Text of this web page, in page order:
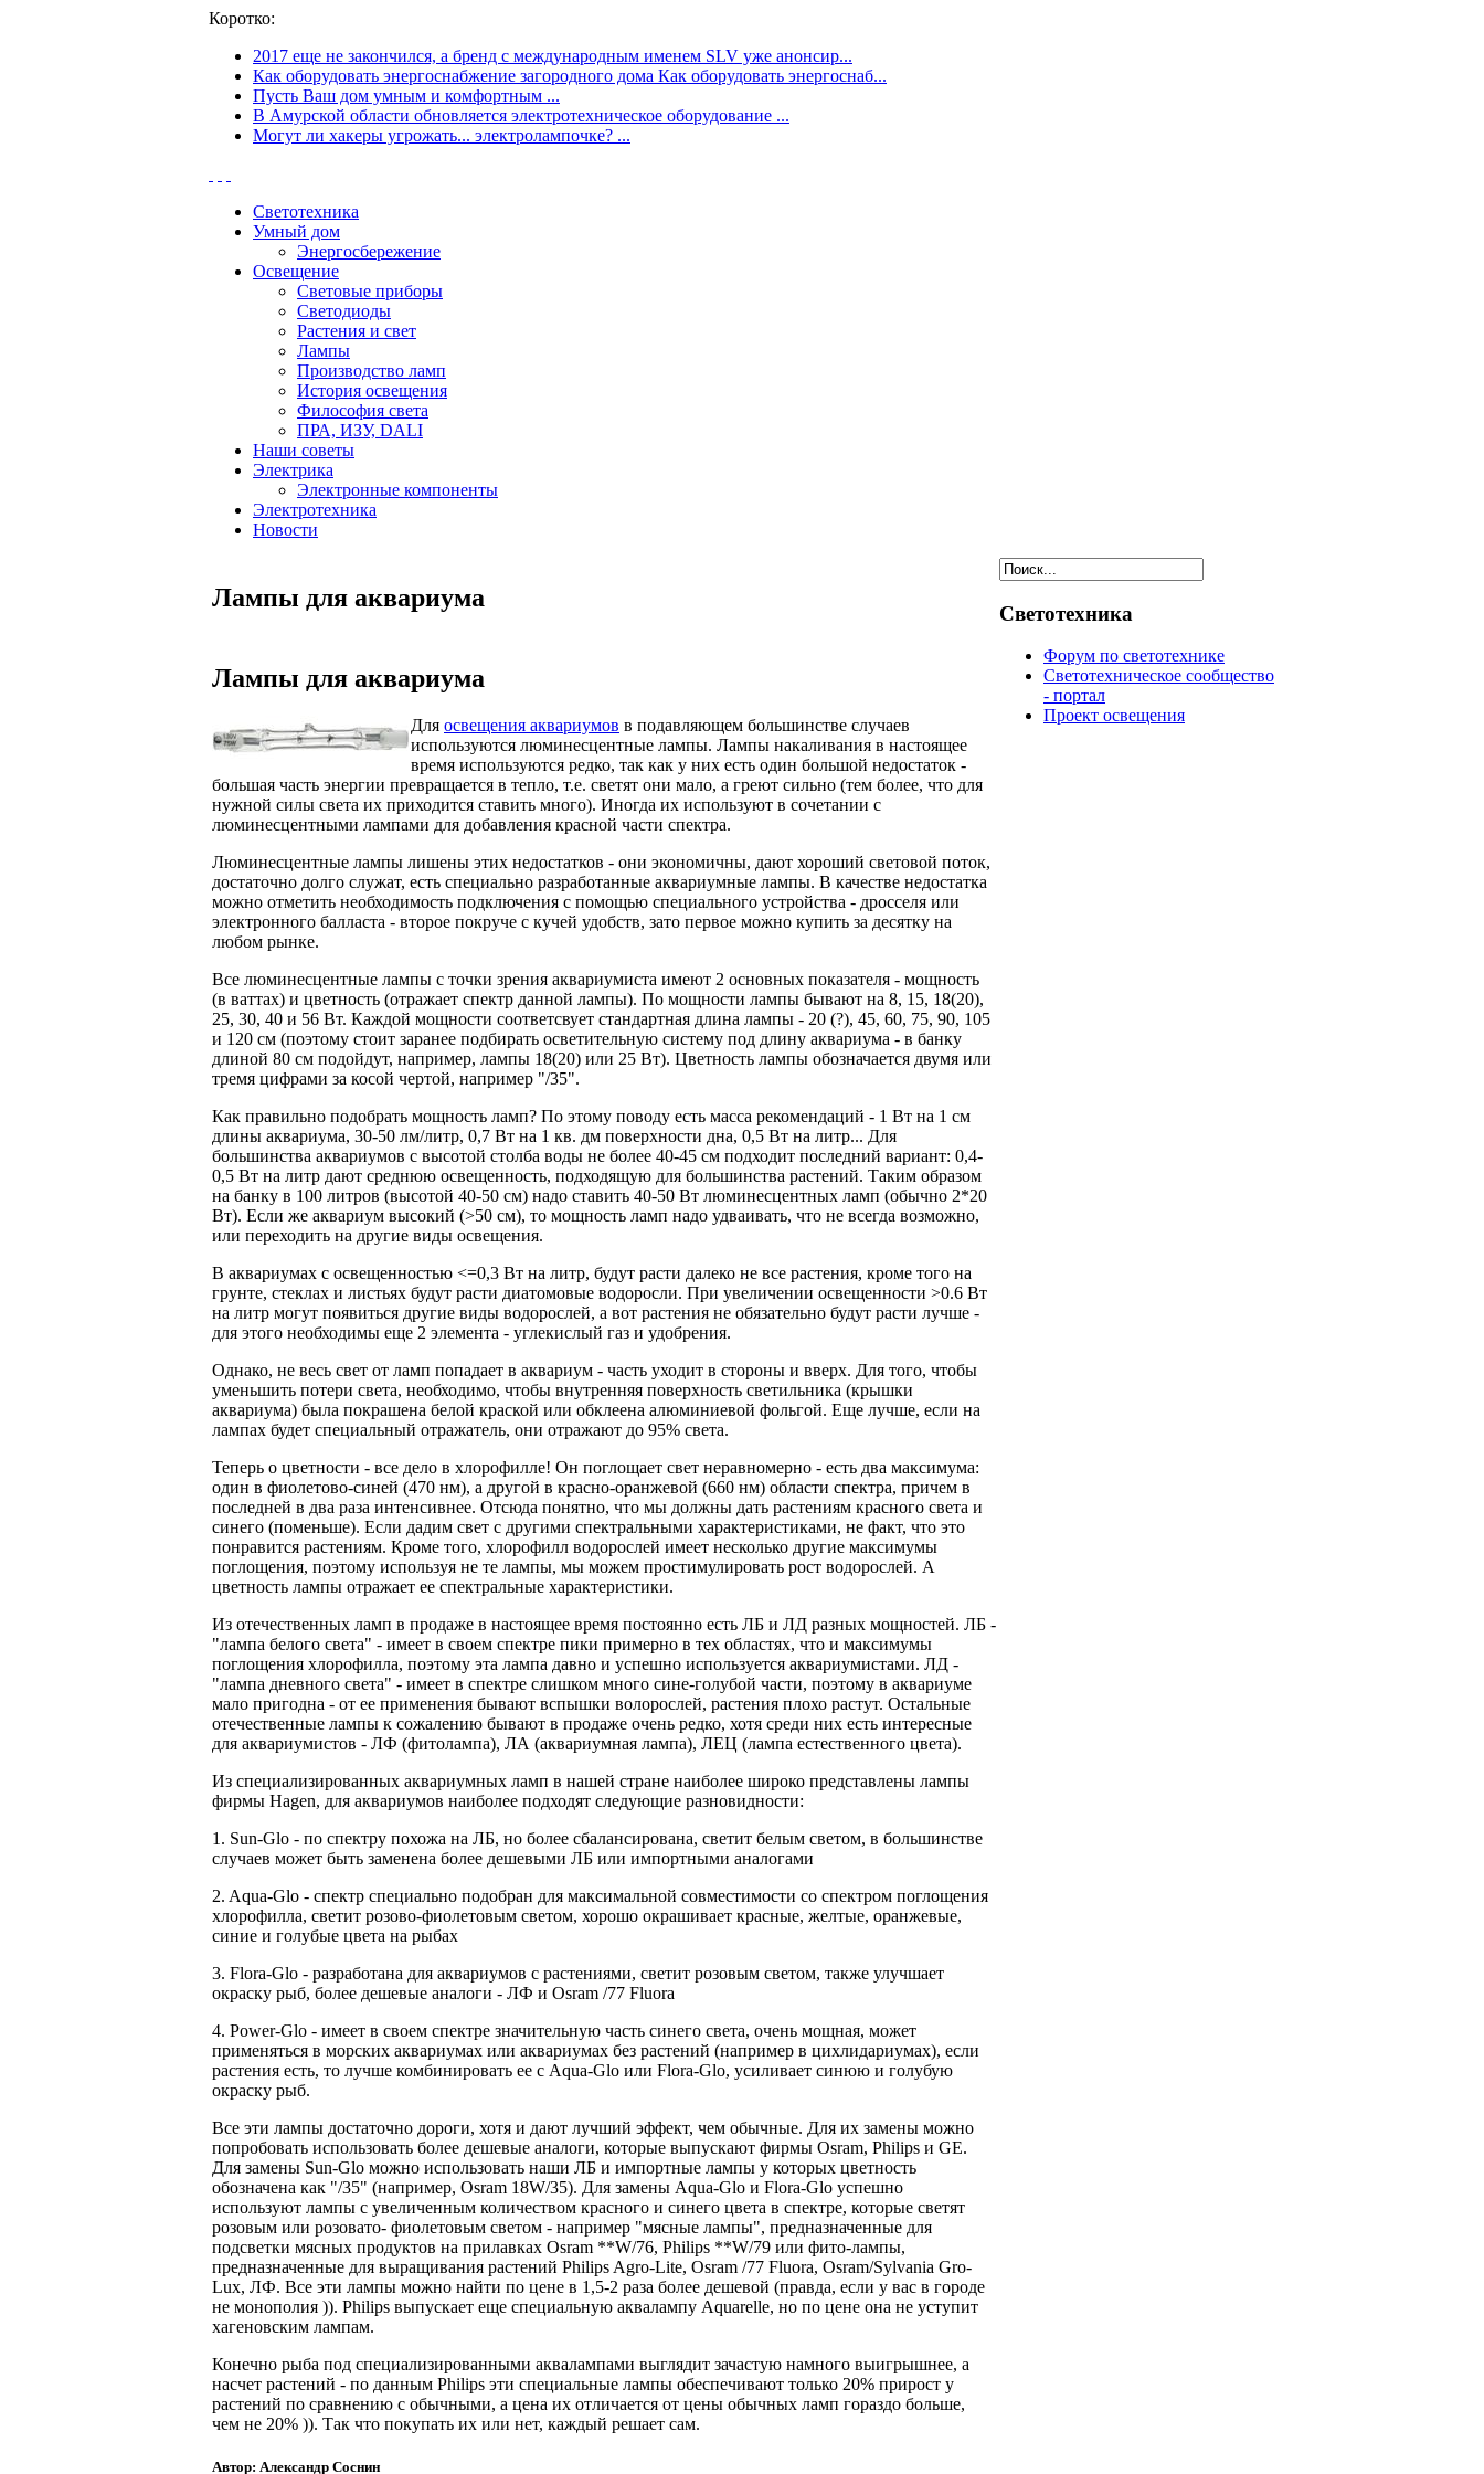
Коротко:
2017 еще не закончился, а бренд с международным именем SLV уже анонсир...
Как оборудовать энергоснабжение загородного дома Как оборудовать энергоснаб...
Пусть Ваш дом умным и комфортным ...
В Амурской области обновляется электротехническое оборудование ...
Могут ли хакеры угрожать... электролампочке? ...
Светотехника
Умный дом
Энергосбережение
Освещение
Световые приборы
Светодиоды
Растения и свет
Лампы
Производство ламп
История освещения
Философия света
ПРА, ИЗУ, DALI
Наши советы
Электрика
Электронные компоненты
Электротехника
Новости
Лампы для аквариума
Лампы для аквариума
Для освещения аквариумов в подавляющем большинстве случаев
используются люминесцентные лампы. Лампы накаливания в настоящее
время используются редко, так как у них есть один большой недостаток -
большая часть энергии превращается в тепло, т.е. светят они мало, а греют сильно (тем более, что для
нужной силы света их приходится ставить много). Иногда их используют в сочетании с
люминесцентными лампами для добавления красной части спектра.
Люминесцентные лампы лишены этих недостатков - они экономичны, дают хороший световой поток,
достаточно долго служат, есть специально разработанные аквариумные лампы. В качестве недостатка
можно отметить необходимость подключения с помощью специального устройства - дросселя или
электронного балласта - второе покруче с кучей удобств, зато первое можно купить за десятку на
любом рынке.
Все люминесцентные лампы с точки зрения аквариумиста имеют 2 основных показателя - мощность
(в ваттах) и цветность (отражает спектр данной лампы). По мощности лампы бывают на 8, 15, 18(20),
25, 30, 40 и 56 Вт. Каждой мощности соответсвует стандартная длина лампы - 20 (?), 45, 60, 75, 90, 105
и 120 см (поэтому стоит заранее подбирать осветительную систему под длину аквариума - в банку
длиной 80 см подойдут, например, лампы 18(20) или 25 Вт). Цветность лампы обозначается двумя или
тремя цифрами за косой чертой, например "/35".
Как правильно подобрать мощность ламп? По этому поводу есть масса рекомендаций - 1 Вт на 1 см
длины аквариума, 30-50 лм/литр, 0,7 Вт на 1 кв. дм поверхности дна, 0,5 Вт на литр... Для
большинства аквариумов с высотой столба воды не более 40-45 см подходит последний вариант: 0,4-
0,5 Вт на литр дают среднюю освещенность, подходящую для большинства растений. Таким образом
на банку в 100 литров (высотой 40-50 см) надо ставить 40-50 Вт люминесцентных ламп (обычно 2*20
Вт). Если же аквариум высокий (>50 см), то мощность ламп надо удваивать, что не всегда возможно,
или переходить на другие виды освещения.
В аквариумах с освещенностью <=0,3 Вт на литр, будут расти далеко не все растения, кроме того на
грунте, стеклах и листьях будут расти диатомовые водоросли. При увеличении освещенности >0.6 Вт
на литр могут появиться другие виды водорослей, а вот растения не обязательно будут расти лучше -
для этого необходимы еще 2 элемента - углекислый газ и удобрения.
Однако, не весь свет от ламп попадает в аквариум - часть уходит в стороны и вверх. Для того, чтобы
уменьшить потери света, необходимо, чтобы внутренняя поверхность светильника (крышки
аквариума) была покрашена белой краской или обклеена алюминиевой фольгой. Еще лучше, если на
лампах будет специальный отражатель, они отражают до 95% света.
Теперь о цветности - все дело в хлорофилле! Он поглощает свет неравномерно - есть два максимума:
один в фиолетово-синей (470 нм), а другой в красно-оранжевой (660 нм) области спектра, причем в
последней в два раза интенсивнее. Отсюда понятно, что мы должны дать растениям красного света и
синего (поменьше). Если дадим свет с другими спектральными характеристиками, не факт, что это
понравится растениям. Кроме того, хлорофилл водорослей имеет несколько другие максимумы
поглощения, поэтому используя не те лампы, мы можем простимулировать рост водорослей. А
цветность лампы отражает ее спектральные характеристики.
Из отечественных ламп в продаже в настоящее время постоянно есть ЛБ и ЛД разных мощностей. ЛБ -
"лампа белого света" - имеет в своем спектре пики примерно в тех областях, что и максимумы
поглощения хлорофилла, поэтому эта лампа давно и успешно используется аквариумистами. ЛД -
"лампа дневного света" - имеет в спектре слишком много сине-голубой части, поэтому в аквариуме
мало пригодна - от ее применения бывают вспышки волорослей, растения плохо растут. Остальные
отечественные лампы к сожалению бывают в продаже очень редко, хотя среди них есть интересные
для аквариумистов - ЛФ (фитолампа), ЛА (аквариумная лампа), ЛЕЦ (лампа естественного цвета).
Из специализированных аквариумных ламп в нашей стране наиболее широко представлены лампы
фирмы Hagen, для аквариумов наиболее подходят следующие разновидности:
1. Sun-Glo - по спектру похожа на ЛБ, но более сбалансирована, светит белым светом, в большинстве
случаев может быть заменена более дешевыми ЛБ или импортными аналогами
2. Aqua-Glo - спектр специально подобран для максимальной совместимости со спектром поглощения
хлорофилла, светит розово-фиолетовым светом, хорошо окрашивает красные, желтые, оранжевые,
синие и голубые цвета на рыбах
3. Flora-Glo - разработана для аквариумов с растениями, светит розовым светом, также улучшает
окраску рыб, более дешевые аналоги - ЛФ и Osram /77 Fluora
4. Power-Glo - имеет в своем спектре значительную часть синего света, очень мощная, может
применяться в морских аквариумах или аквариумах без растений (например в цихлидариумах), если
растения есть, то лучше комбинировать ее с Aqua-Glo или Flora-Glo, усиливает синюю и голубую
окраску рыб.
Все эти лампы достаточно дороги, хотя и дают лучший эффект, чем обычные. Для их замены можно
попробовать использовать более дешевые аналоги, которые выпускают фирмы Osram, Philips и GE.
Для замены Sun-Glo можно использовать наши ЛБ и импортные лампы у которых цветность
обозначена как "/35" (например, Osram 18W/35). Для замены Aqua-Glo и Flora-Glo успешно
используют лампы с увеличенным количеством красного и синего цвета в спектре, которые светят
розовым или розовато- фиолетовым светом - например "мясные лампы", предназначенные для
подсветки мясных продуктов на прилавках Osram **W/76, Philips **W/79 или фито-лампы,
предназначенные для выращивания растений Philips Agro-Lite, Osram /77 Fluora, Osram/Sylvania Gro-
Lux, ЛФ. Все эти лампы можно найти по цене в 1,5-2 раза более дешевой (правда, если у вас в городе
не монополия )). Philips выпускает еще специальную аквалампу Aquarelle, но по цене она не уступит
хагеновским лампам.
Конечно рыба под специализированными аквалампами выглядит зачастую намного выигрышнее, а
насчет растений - по данным Philips эти специальные лампы обеспечивают только 20% прирост у
растений по сравнению с обычными, а цена их отличается от цены обычных ламп гораздо больше,
чем не 20% )). Так что покупать их или нет, каждый решает сам.
Автор: Александр Соснин
Светотехника
Форум по светотехнике
Светотехническое сообщество
- портал
Проект освещения